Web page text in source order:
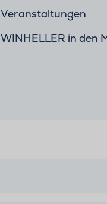
Veranstaltungen
WINHELLER in den